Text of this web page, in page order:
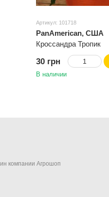
Артикул: 101718
PanAmerican, США
Кроссандра Тропик
30 грн
В наличии
компании Агрошоп